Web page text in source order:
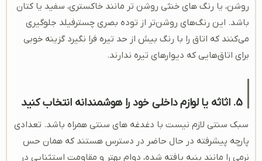
روشن، یا رنگ های خنثی روشن تر مانند خاکستری، سفید یا کتان
باشد. این رنگ‌های روشن‌تر از توده بصری چسترفیلد جلوگیری
می‌کنند که اتاق را با رنگ بیش از حد تیره فرا نگیرد گزینه خوبی
برای اتاق‌هایی که دیوارهای تیره ندارند.
5. اثاثه یا لوازم داخلی خود را هوشمندانه انتخاب کنید
سبک سنتی لازم نیست با دغدغه های سنتی همراه باشد. تعدادی
پارچه پیشرفته در حال حاضر در دسترس هستند که همان حس
نرمی را مانند پنبه بافته شده، دوام بهتر و مقاومت استثنایی در